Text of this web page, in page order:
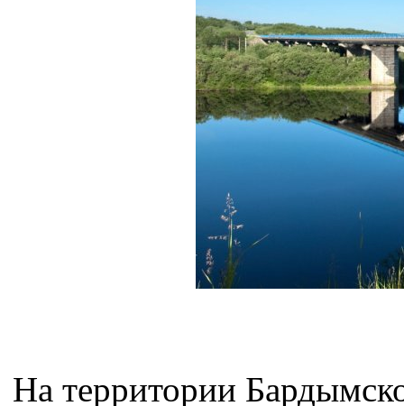
На территории